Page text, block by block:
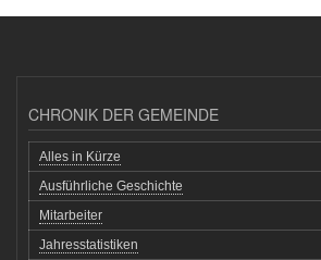
CHRONIK DER GEMEINDE
Alles in Kürze
Ausführliche Geschichte
Mitarbeiter
Jahresstatistiken